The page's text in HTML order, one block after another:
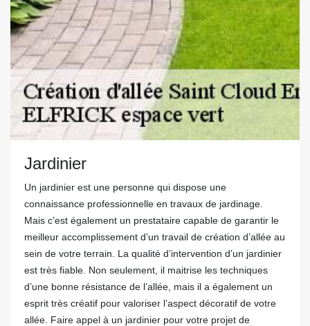
Jardinier
Un jardinier est une personne qui dispose une
connaissance professionnelle en travaux de jardinage.
Mais c’est également un prestataire capable de garantir le
meilleur accomplissement d’un travail de création d’allée au
sein de votre terrain. La qualité d’intervention d’un jardinier
est très fiable. Non seulement, il maitrise les techniques
d’une bonne résistance de l’allée, mais il a également un
esprit très créatif pour valoriser l’aspect décoratif de votre
allée. Faire appel à un jardinier pour votre projet de